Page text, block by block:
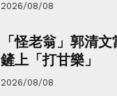
2026/08/08
「怪老翁」郭清
鏟上「打甘樂」
2026/08/08